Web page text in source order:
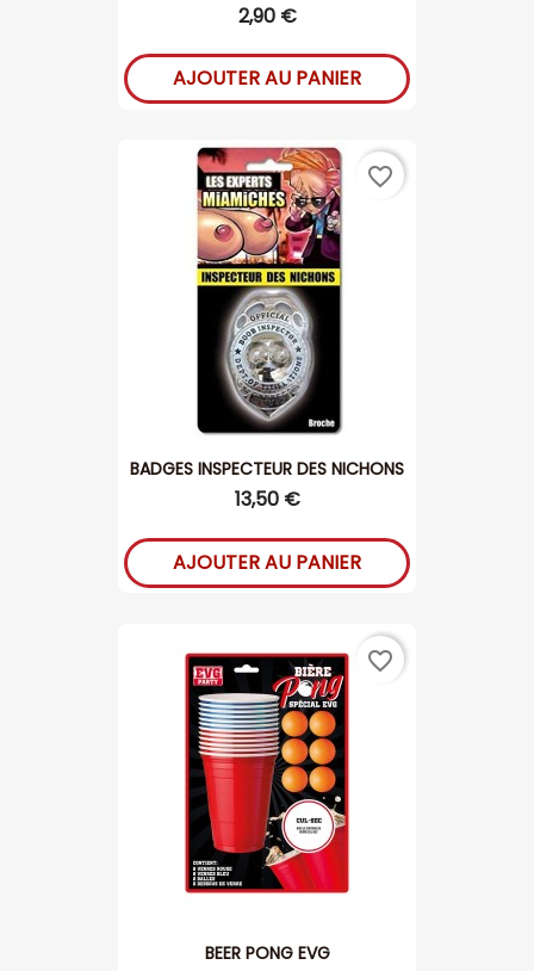
2,90 €
AJOUTER AU PANIER
BADGES INSPECTEUR DES NICHONS
13,50 €
AJOUTER AU PANIER
favorite_border
BEER PONG EVG
favorite_border